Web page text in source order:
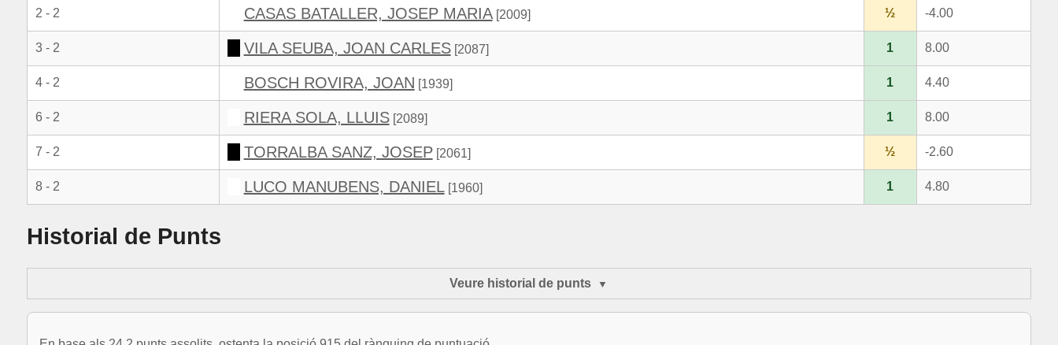
2 - 2 CASAS BATALLER, JOSEP MARIA[2009] ½ -4.00
3 - 2 VILA SEUBA, JOAN CARLES[2087] 1 8.00
4 - 2 BOSCH ROVIRA, JOAN [1939] 1 4.40
6 - 2 RIERA SOLA, LLUIS[2089] 1 8.00
7 - 2 TORRALBA SANZ, JOSEP[2061] ½ -2.60
8 - 2 LUCO MANUBENS, DANIEL[1960] 1 4.80
Historial de Punts
Veure historial de punts